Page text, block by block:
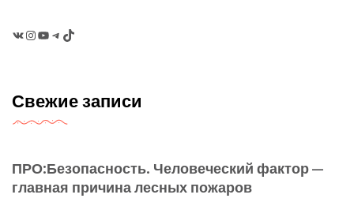
Instagram
YouTubeTelegram
TikTok
Свежие записи
ПРО:Безопасность. Человеческий фактор —
главная причина лесных пожаров